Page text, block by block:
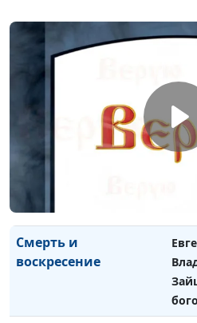
Борьба авторитетов
и конец греха
Смерть и
воскресение